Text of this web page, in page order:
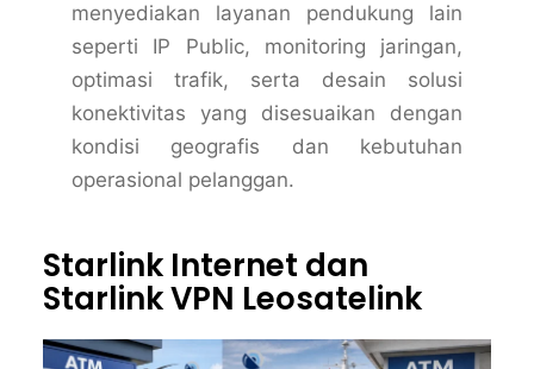
menyediakan layanan pendukung lain
seperti IP Public, monitoring jaringan,
optimasi trafik, serta desain solusi
konektivitas yang disesuaikan dengan
kondisi geografis dan kebutuhan
operasional pelanggan.
Starlink Internet dan
Starlink VPN Leosatelink